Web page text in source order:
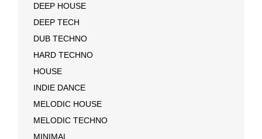
DEEP HOUSE
DEEP TECH
DUB TECHNO
HARD TECHNO
HOUSE
INDIE DANCE
MELODIC HOUSE
MELODIC TECHNO
MINIMAL